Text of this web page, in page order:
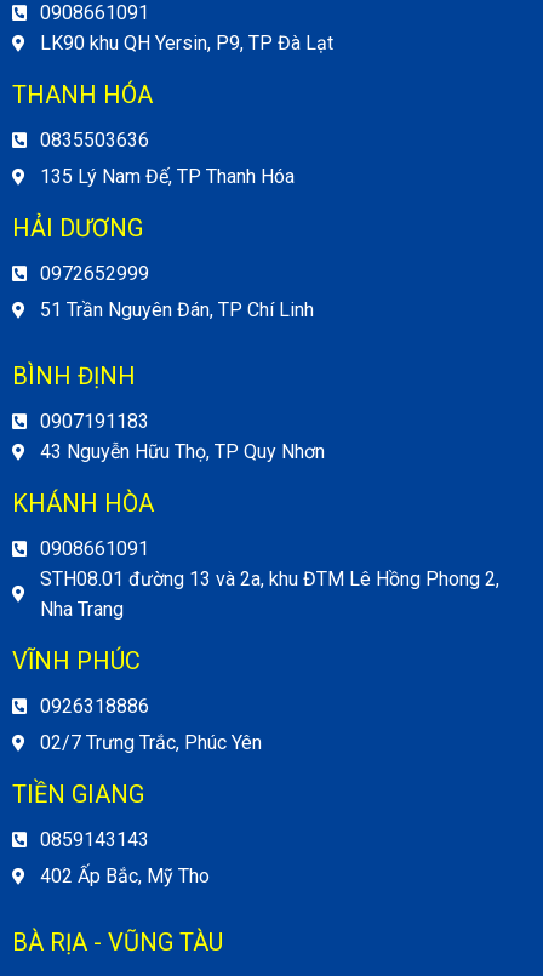
0908661091
LK90 khu QH Yersin, P9, TP Đà Lạt
THANH HÓA
0835503636
135 Lý Nam Đế, TP Thanh Hóa
HẢI DƯƠNG
0972652999
51 Trần Nguyên Đán, TP Chí Linh
BÌNH ĐỊNH
0907191183
43 Nguyễn Hữu Thọ, TP Quy Nhơn
KHÁNH HÒA
0908661091
STH08.01 đường 13 và 2a, khu ĐTM Lê Hồng Phong 2,
Nha Trang
VĨNH PHÚC
0926318886
02/7 Trưng Trắc, Phúc Yên
TIỀN GIANG
0859143143
402 Ấp Bắc, Mỹ Tho
BÀ RỊA - VŨNG TÀU